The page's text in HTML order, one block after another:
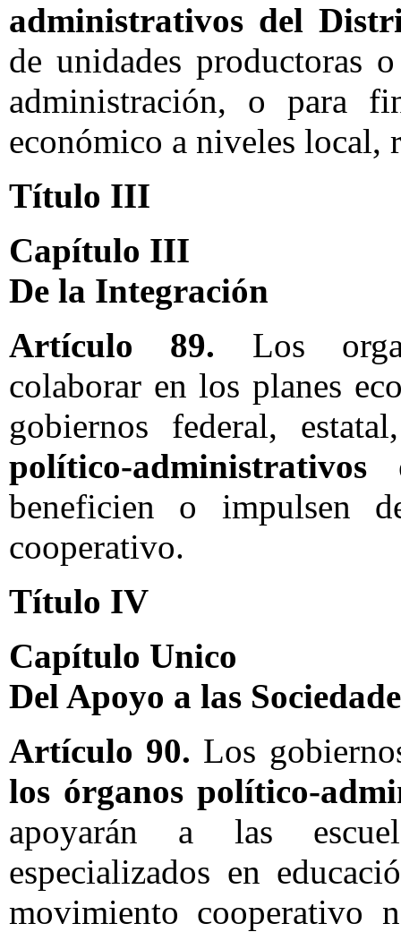
administrativos del
de unidades productoras
administración, o para
económico a niveles local,
Título III
Capítulo III
De la Integración
Artículo 89. Los
colaborar en los planes
gobiernos federal,
político-
beneficien o impulsen
cooperativo.
Título IV
Capítulo Unico
Del Apoyo a las
Artículo 90. Los
los órganos político-
apoyarán a las
especializados en
movimiento cooperativo